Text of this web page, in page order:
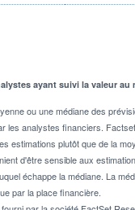
ayant suivi la valeur
ou une médiane des
les analystes financiers.
estimations plutôt que de la
d'être sensible aux
échappe la médiane. La
par la place financière.